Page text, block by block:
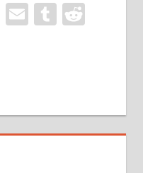
WhatsApp
EmailTumblr